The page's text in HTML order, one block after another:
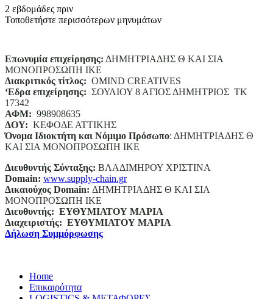
2 εβδομάδες πριν
Τοποθετήστε περισσότερων μηνυμάτων
Επωνυμία επιχείρησης: ΔΗΜΗΤΡΙΑΔΗΣ Θ ΚΑΙ ΣΙΑ
ΜΟΝΟΠΡΟΣΩΠΗ ΙΚΕ
Διακριτικός τίτλος: ΟΜΙΝD CREATIVES
‘Eδρα επιχείρησης: ΣΟΥΛΙΟΥ 8 ΑΓΙΟΣ ΔΗΜΗΤΡΙΟΣ ΤΚ
17342
ΑΦΜ: 998908635
ΔΟΥ: ΚΕΦΟΔΕ ΑΤΤΙΚΗΣ
Όνομα Ιδιοκτήτη και Νόμιμο Πρόσωπο: ΔΗΜΗΤΡΙΑΔΗΣ Θ
ΚΑΙ ΣΙΑ ΜΟΝΟΠΡΟΣΩΠΗ ΙΚΕ
Διευθυντής Σύνταξης: ΒΛΑΔΙΜΗΡΟΥ ΧΡΙΣΤΙΝΑ
Domain: www.supply-chain.gr
Δικαιούχος Domain: ΔΗΜΗΤΡΙΑΔΗΣ Θ ΚΑΙ ΣΙΑ
ΜΟΝΟΠΡΟΣΩΠΗ ΙΚΕ
Διευθυντής: ΕΥΘΥΜΙΑΤΟΥ ΜΑΡΙΑ
Διαχειριστής: ΕΥΘΥΜΙΑΤΟΥ ΜΑΡΙΑ
Δήλωση Συμμόρφωσης
Home
Επικαιρότητα